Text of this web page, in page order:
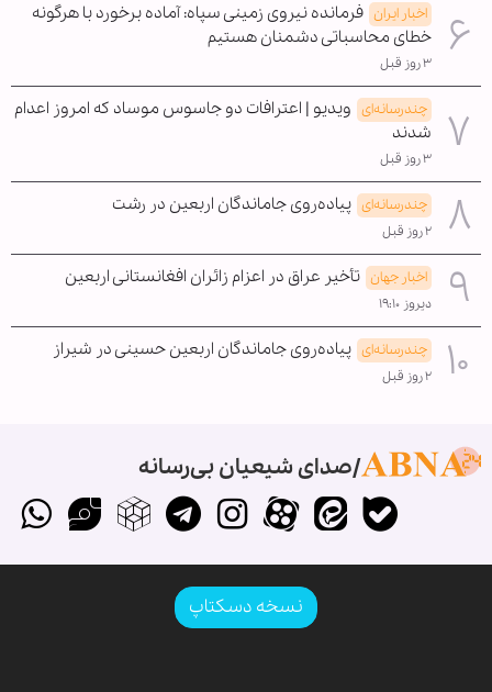
اخبار ایران فرمانده نیروی زمینی سپاه: آماده برخورد با هرگونه
خطای محاسباتی دشمنان هستیم
۳ روز قبل
چندرسانه‌ای ویدیو | اعترافات دو جاسوس موساد که امروز اعدام
شدند
۳ روز قبل
چندرسانه‌ای پیاده‌روی جاماندگان اربعین در رشت
۲ روز قبل
اخبار جهان تأخیر عراق در اعزام زائران افغانستانی اربعین
دیروز ۱۹:۱۰
چندرسانه‌ای پیاده‌روی جاماندگان اربعین حسینی در شیراز
۲ روز قبل
صدای شیعیان بی‌رسانه
نسخه دسکتاپ